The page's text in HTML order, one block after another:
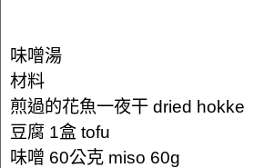
味噌湯
材料
煎過的花魚一夜干 dried hokke
豆腐 1盒 tofu
味噌 60公克 miso 60g